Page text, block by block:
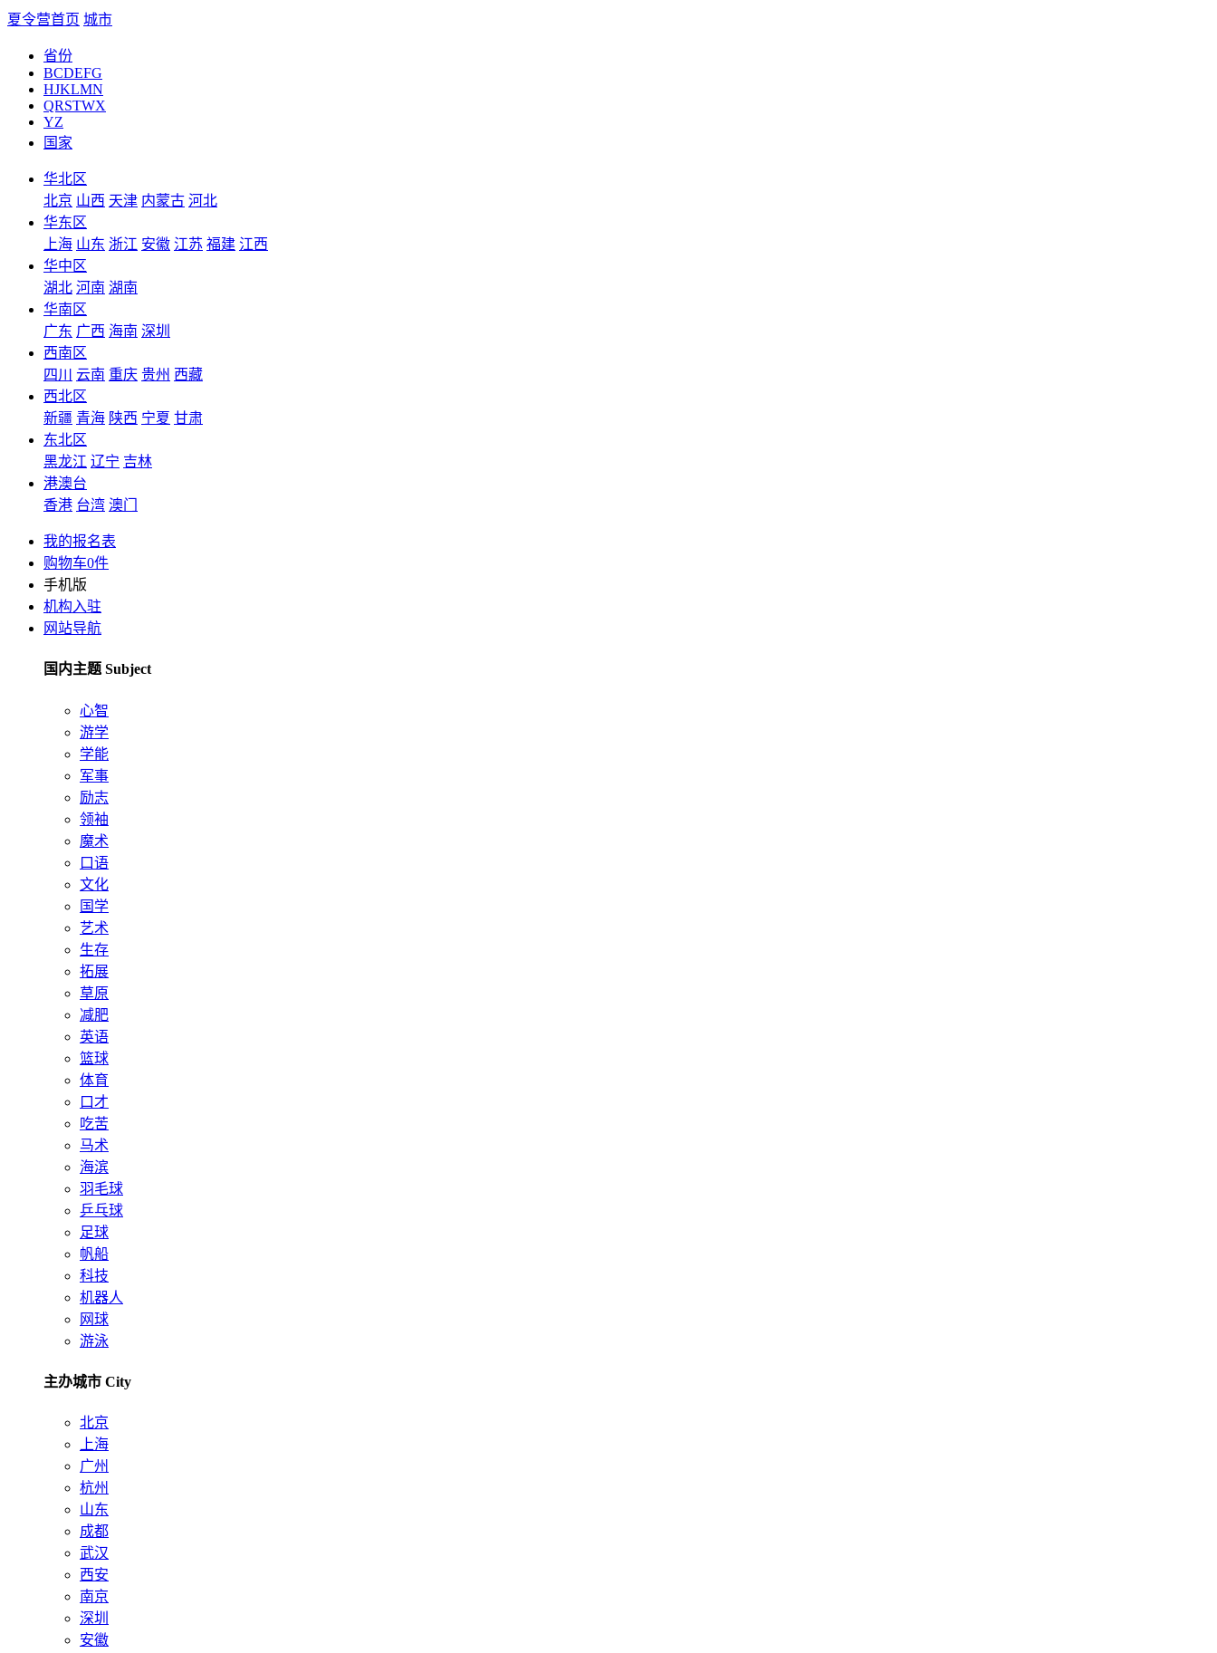
夏令营首页 城市
省份
BCDEFG
HJKLMN
QRSTWX
YZ
国家
华北区
北京 山西 天津 内蒙古 河北
华东区
上海 山东 浙江 安徽 江苏 福建 江西
华中区
湖北 河南 湖南
华南区
广东 广西 海南 深圳
西南区
四川
云南 重庆 贵州 西藏
西北区
新疆 青海 陕西 宁夏 甘肃
东北区
黑龙江 辽宁 吉林
港澳台
香港 台湾 澳门
我的报名表
购物车0件
手机版
机构入驻
网站导航
国内主题 Subject
心智
游学
学能
军事
励志
领袖
魔术
口语
文化
国学
艺术
生存
拓展
草原
减肥
英语
篮球
体育
口才
吃苦
马术
海滨
羽毛球
乒乓球
足球
帆船
科技
机器人
网球
游泳
主办城市 City
北京
上海
广州
杭州
山东
成都
武汉
西安
南京
深圳
安徽